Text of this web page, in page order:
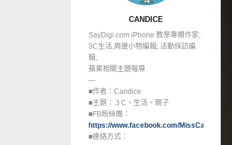
CANDICE
SayDigi.com iPhone 教學專欄作家;
3C生活,周邊小物編輯; 活動採訪編
輯;
蘋果相關主題報導.
—
■作者：Candice
■主題：３C、生活、親子
■FB粉絲團：
https://www.facebook.com/MissCandice112
■連絡方式：